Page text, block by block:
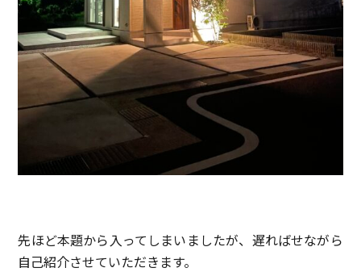
先ほど本題から入ってしまいましたが、遅ればせながら
自己紹介させていただきます。